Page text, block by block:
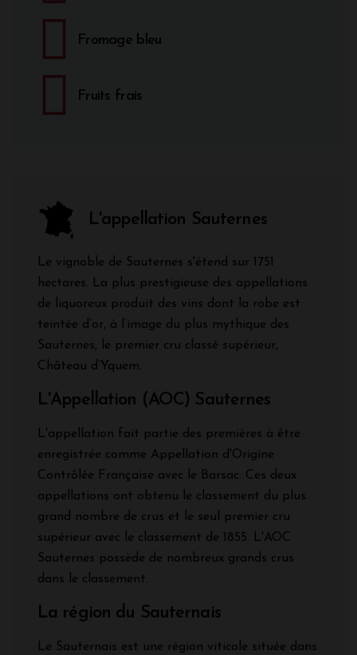
Fromage bleu
Fruits frais
L'appellation Sauternes
Le vignoble de Sauternes s'étend sur 1751
hectares. La plus prestigieuse des appellations
de liquoreux produit des vins dont la robe est
teintée d’or, à l’image du plus mythique des
Sauternes, le premier cru classé supérieur,
Château d’Yquem.
L'Appellation (AOC) Sauternes
L'appellation fait partie des premières à être
enregistrée comme Appellation d'Origine
Contrôlée Française avec le Barsac. Ces deux
appellations ont obtenu le classement du plus
grand nombre de crus et le seul premier cru
supérieur avec le classement de 1855. L'AOC
Sauternes possède de nombreux grands crus
dans le classement.
La région du Sauternais
Le Sauternais est une région viticole située dans